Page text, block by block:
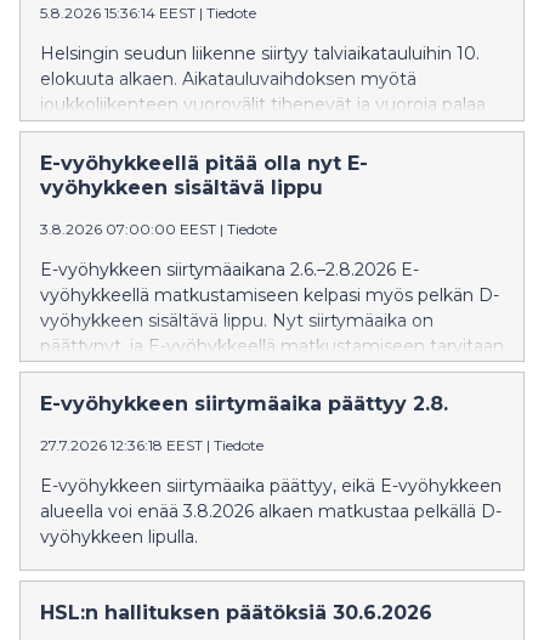
5.8.2026 15:36:14 EEST | Tiedote
Helsingin seudun liikenne siirtyy talviaikatauluihin 10.
elokuuta alkaen. Aikatauluvaihdoksen myötä
joukkoliikenteen vuorovälit tihenevät ja vuoroja palaa
kesätauolta. Syksyn aikana on muutoksia juna-, ratikka-
ja bussiliikenteessä.
E-vyöhykkeellä pitää olla nyt E-
vyöhykkeen sisältävä lippu
3.8.2026 07:00:00 EEST | Tiedote
E-vyöhykkeen siirtymäaikana 2.6.–2.8.2026 E-
vyöhykkeellä matkustamiseen kelpasi myös pelkän D-
vyöhykkeen sisältävä lippu. Nyt siirtymäaika on
päättynyt, ja E-vyöhykkeellä matkustamiseen tarvitaan
E-vyöhykkeen sisältävä lippu.
E-vyöhykkeen siirtymäaika päättyy 2.8.
27.7.2026 12:36:18 EEST | Tiedote
E-vyöhykkeen siirtymäaika päättyy, eikä E-vyöhykkeen
alueella voi enää 3.8.2026 alkaen matkustaa pelkällä D-
vyöhykkeen lipulla.
HSL:n hallituksen päätöksiä 30.6.2026